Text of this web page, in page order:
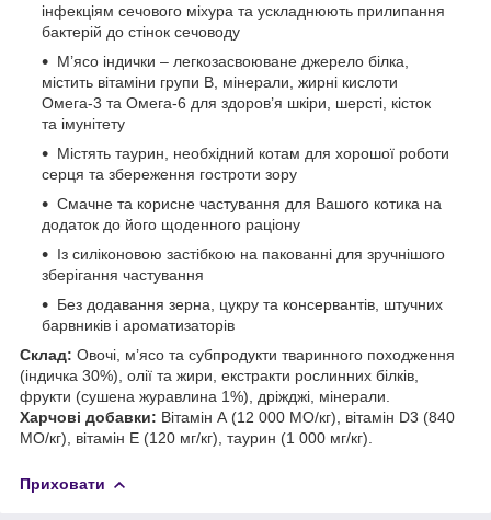
інфекціям сечового міхура та ускладнюють прилипання
бактерій до стінок сечоводу
М’ясо індички – легкозасвоюване джерело білка,
містить вітаміни групи B, мінерали, жирні кислоти
Омега-3 та Омега-6 для здоров’я шкіри, шерсті, кісток
та імунітету
Містять таурин, необхідний котам для хорошої роботи
серця та збереження гостроти зору
Смачне та корисне частування для Вашого котика на
додаток до його щоденного раціону
Із силіконовою застібкою на пакованні для зручнішого
зберігання частування
Без додавання зерна, цукру та консервантів, штучних
барвників і ароматизаторів
Склад: Овочі, м’ясо та субпродукти тваринного походження
(індичка 30%), олії та жири, екстракти рослинних білків,
фрукти (сушена журавлина 1%), дріжджі, мінерали.
Харчові добавки: Вітамін А (12 000 МО/кг), вітамін D3 (840
МО/кг), вітамін Е (120 мг/кг), таурин (1 000 мг/кг).
Приховати